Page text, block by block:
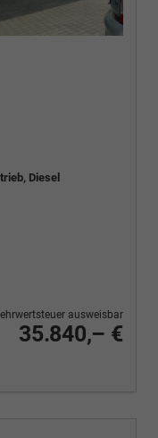
Diesel
35.840,– €
ausweisbar